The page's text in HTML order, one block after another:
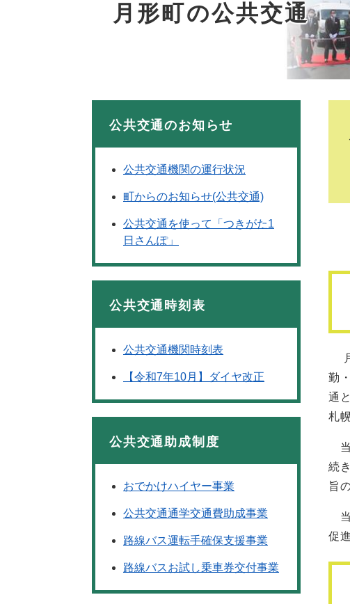
月形町の公共交通
月
勤
通
札
当
続
旨
当
促
公共交通のお知らせ
公共交通機関の運行状況
町からのお知らせ(公共交通)
公共交通を使って「つきがた1
日さんぽ」
公共交通時刻表
公共交通機関時刻表
【令和7年10月】ダイヤ改正
公共交通助成制度
おでかけハイヤー事業
公共交通通学交通費助成事業
路線バス運転手確保支援事業
路線バスお試し乗車券交付事業